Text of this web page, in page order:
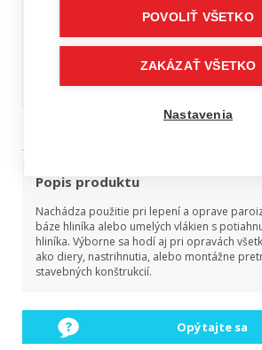
DACHALUX
Popis produktu
Nachádza použitie pri lepení a oprave
báze hliníka alebo umelých vlákien s
hliníka. Výborne sa hodí aj pri opravách
ako diery, nastrihnutia, alebo montážne
stavebných konštrukcií.
Opýtajte sa
POVOLIŤ VŠETKO
ZAKÁZAŤ VŠETKO
Nastavenia